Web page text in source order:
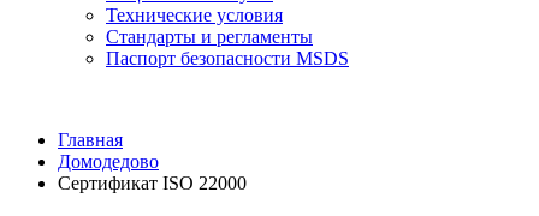
Технические условия
Стандарты и регламенты
Паспорт безопасности MSDS
Главная
Домодедово
Сертификат ISO 22000